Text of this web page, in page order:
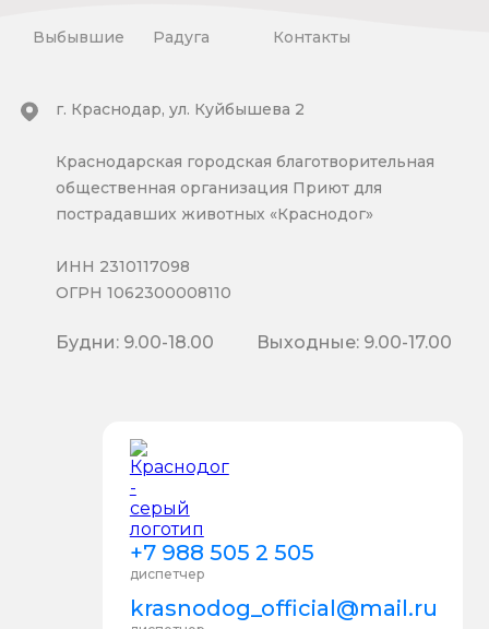
Выбывшие Радуга Контакты
+7 988 505 2 505
диспетчер
krasnodog_official@mail.ru
г. Краснодар, ул. Куйбышева 2
Краснодарская городская благотворительная
общественная организация Приют для
пострадавших животных «Краснодог»
ИНН 2310117098
ОГРН 1062300008110
Будни: 9.00-18.00 Выходные: 9.00-17.00